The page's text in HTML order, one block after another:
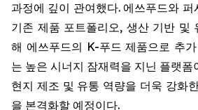
과정에 깊이 관여했다. 에쓰푸드와
기존 제품 포트폴리오, 생산 기반 및
해 에쓰푸드의 K-푸드 제품으로 추
는 높은 시너지 잠재력을 지닌 플랫폼
현지 제조 및 유통 역량을 더욱 강화
을 본격화할 예정이다.